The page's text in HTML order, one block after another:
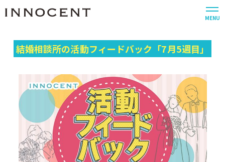
MENU
結婚相談所の活動フィードバック「7月5週目」